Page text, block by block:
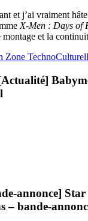
et j’ai vraiment
X-Men : Days of
et la
Zone
annonce]
– bande-